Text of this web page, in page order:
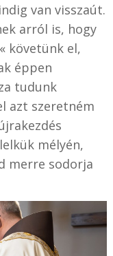
van visszaút.
arról is, hogy
követünk el,
éppen
tudunk
azt szeretném
mélyén,
merre sodorja